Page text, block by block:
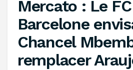
Mercato : Le FC
Barcelone
Chancel
remplacer